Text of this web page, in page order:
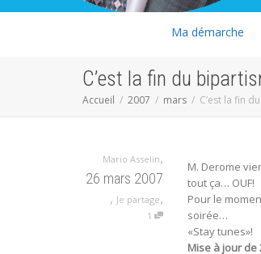
Ma démarche
C’est la fin du
Accueil 2007 mars C’est la fin
Mario Asselin,
26 mars 2007
, Je partage,
1
M. Derome
tout ça… OUF!
Pour le
soirée…
«Stay tunes»!
Mise à jour de